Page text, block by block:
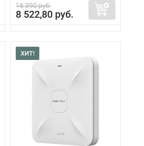
16 390 руб.
8 522,80 руб.
ХИТ!